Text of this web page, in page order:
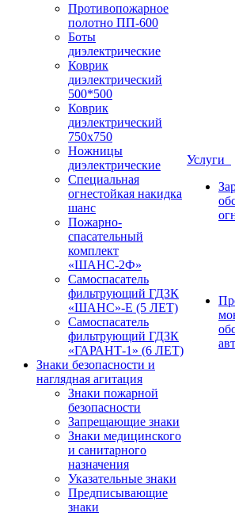
Противопожарное
полотно ПП-600
Боты
диэлектрические
Коврик
диэлектрический
500*500
Коврик
диэлектрический
750х750
Ножницы
диэлектрические
Специальная
огнестойкая накидка
шанс
Пожарно-
спасательный
комплект
«ШАНС-2Ф»
Самоспасатель
фильтрующий ГДЗК
«ШАНС»-Е (5 ЛЕТ)
Самоспасатель
фильтрующий ГДЗК
«ГАРАНТ-1» (6 ЛЕТ)
Знаки безопасности и
наглядная агитация
Знаки пожарной
безопасности
Запрещающие знаки
Знаки медицинского
и санитарного
назначения
Указательные знаки
Предписывающие
знаки
Услуги